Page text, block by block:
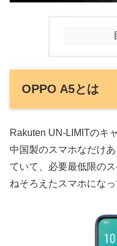
OPPO A5とは
Rakuten UN-LIMITのキ
中国製のスマホなだけ
ていて、必要最低限の
ねそろえたスマホになっ